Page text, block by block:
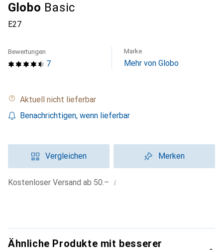
Globo Basic
E27
7
Bewertungen Marke
Mehr von Globo
Aktuell nicht lieferbar
Benachrichtigen, wenn lieferbar
Vergleichen Merken
Kostenloser Versand ab 50.– i
Ähnliche Produkte mit besserer